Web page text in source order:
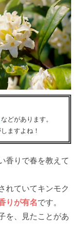
などがあります。
ますよね！
香りで春を教えて
れていてキンモク
りが有名です。
を、見たことがあ